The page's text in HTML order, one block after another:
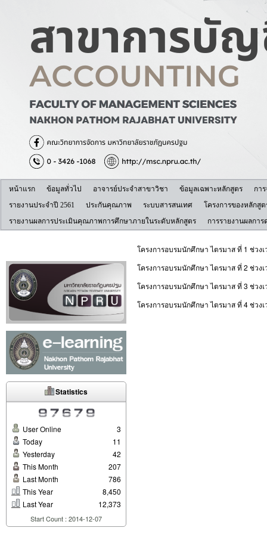
หน้าแรก ข้อมูลทั่วไป อาจารย์ประจำสาขาวิชา ข้อมูลเฉพาะหลักสูตร
กา
รายงานประจำปี 2561
ประกันคุณภาพ ระบบสารสนเทศ
โครงการของหลักสูต
รายงานผลการประเมินคุณภาพการศึกษาภายในระดับหลักสูตร
การรายงานผลกา
Statistics
User Online
3
Today
11
Yesterday
42
This Month
207
Last Month
786
This Year
8,450
Last Year
12,373
Start Count : 2014-12-07
โครงการอบรมนักศึกษา ไตรมาส ที่ 1 ช่วง
โครงการอบรมนักศึกษา ไตรมาส ที่ 2 ช่วง
โครงการอบรมนักศึกษา ไตรมาส ที่ 3 ช่วง
โครงการอบรมนักศึกษา ไตรมาส ที่ 4 ช่วง